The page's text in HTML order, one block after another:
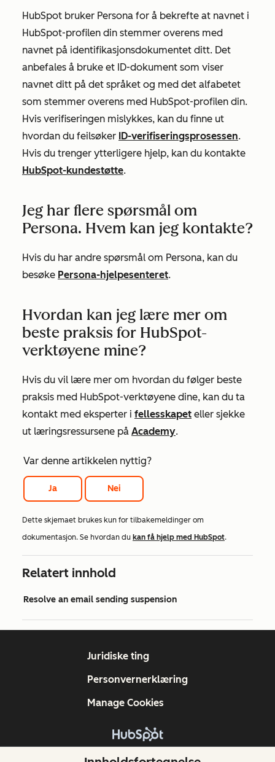
HubSpot bruker Persona for å bekrefte at navnet i
HubSpot-profilen din stemmer overens med
navnet på identifikasjonsdokumentet ditt. Det
anbefales å bruke et ID-dokument som viser
navnet ditt på det språket og med det alfabetet
som stemmer overens med HubSpot-profilen din.
Hvis verifiseringen mislykkes, kan du finne ut
hvordan du feilsøker ID-verifiseringsprosessen.
Hvis du trenger ytterligere hjelp, kan du kontakte
HubSpot-kundestøtte.
Jeg har flere spørsmål om
Persona. Hvem kan jeg kontakte?
Hvis du har andre spørsmål om Persona, kan du
besøke Persona-hjelpesenteret.
Hvordan kan jeg lære mer om
beste praksis for HubSpot-
verktøyene mine?
Hvis du vil lære mer om hvordan du følger beste
praksis med HubSpot-verktøyene dine, kan du ta
kontakt med eksperter i fellesskapet eller sjekke
ut læringsressursene på Academy.
Var denne artikkelen nyttig?
Ja Nei
Dette skjemaet brukes kun for tilbakemeldinger om
dokumentasjon. Se hvordan du kan få hjelp med HubSpot.
Relatert innhold
Resolve an email sending suspension
Copyright © 2026 HubSpot, Inc.
Juridiske ting
Personvernerklæring
Manage Cookies